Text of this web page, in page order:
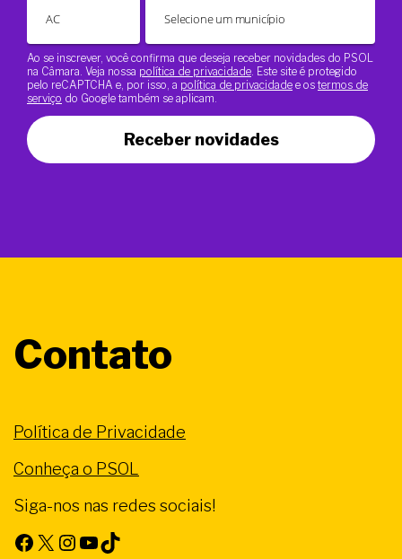
Ao se inscrever, você confirma que deseja receber novidades do PSOL
na Câmara. Veja nossa política de privacidade . Este site é protegido
pelo reCAPTCHA e, por isso, a política de privacidade e os termos de
serviço do Google também se aplicam.
Receber novidades
Contato
Política de Privacidade
Conheça o PSOL
Siga-nos nas redes sociais!
Facebook X Instagram Youtube TikTok